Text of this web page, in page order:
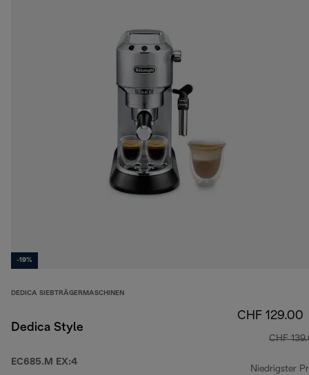
-19%
DEDICA SIEBTRÄGERMASCHINEN
Dedica Style
EC685.M EX:4
CHF 129.00
CHF
Niedrigster